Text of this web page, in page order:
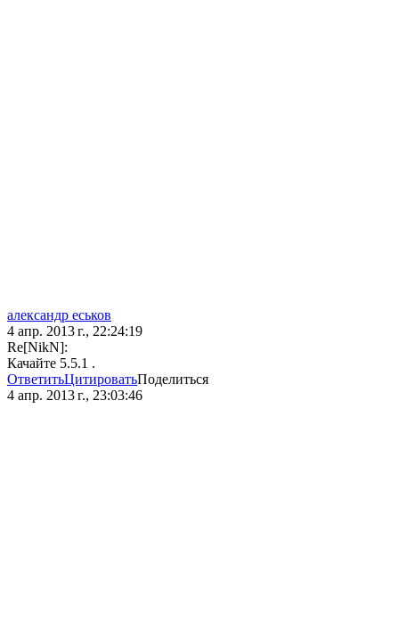
александр еськов
4 апр. 2013 г., 22:24:19
Re[NikN]:
Качайте 5.5.1 .
ОтветитьЦитироватьПоделиться
4 апр. 2013 г., 23:03:46